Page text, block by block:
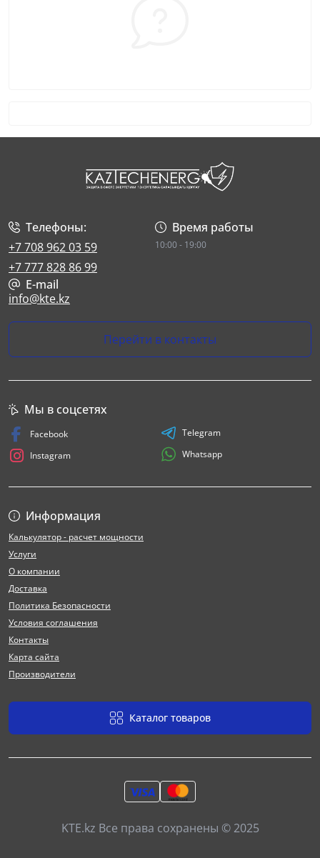
Телефоны:
+7 708 962 03 59
+7 777 828 86 99
Время работы
10:00 - 19:00
E-mail
info@kte.kz
Перейти в контакты
Информация
Калькулятор - расчет мощности
Услуги
О компании
Доставка
Политика Безопасности
Условия соглашения
Контакты
Карта сайта
Производители
Каталог товаров
Мы в соцсетях
Facebook
Instagram
Telegram
Whatsapp
KTE.kz Все права сохранены © 2025